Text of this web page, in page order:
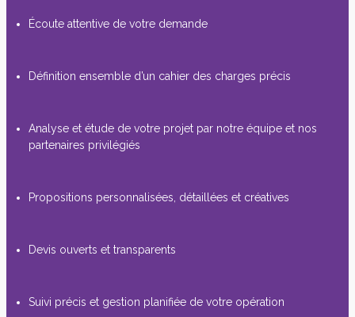
Écoute attentive de votre demande
Définition ensemble d’un cahier des charges précis
Analyse et étude de votre projet par notre équipe et nos
partenaires privilégiés
Propositions personnalisées, détaillées et créatives
Devis ouverts et transparents
Suivi précis et gestion planifiée de votre opération